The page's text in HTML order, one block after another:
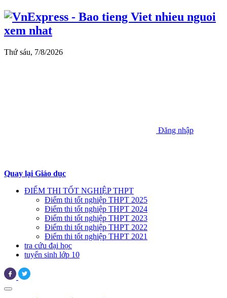
Thứ sáu, 7/8/2026
Đăng nhập
Quay lại Giáo dục
ĐIỂM THI TỐT NGHIỆP THPT
Điểm thi tốt nghiệp THPT 2025
Điểm thi tốt nghiệp THPT 2024
Điểm thi tốt nghiệp THPT 2023
Điểm thi tốt nghiệp THPT 2022
Điểm thi tốt nghiệp THPT 2021
tra cứu đại học
tuyển sinh lớp 10